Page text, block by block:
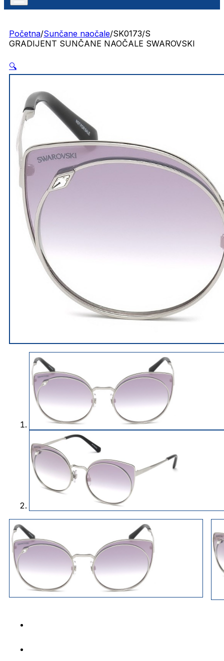
Početna/Sunčane naočale/SK0173/S
GRADIJENT SUNČANE NAOČALE SWAROVSKI
🔍